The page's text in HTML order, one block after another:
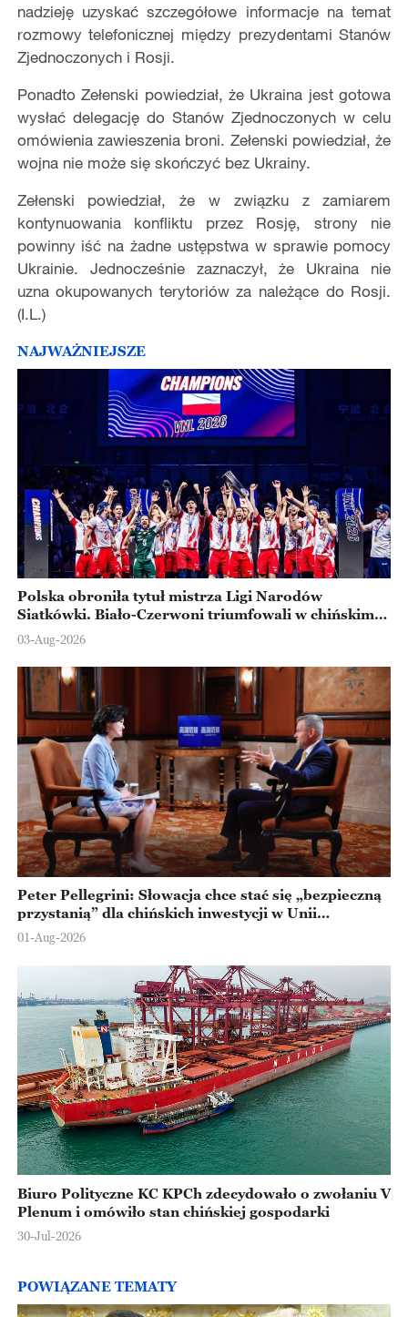
nadzieję uzyskać szczegółowe informacje na temat
rozmowy telefonicznej między prezydentami Stanów
Zjednoczonych i Rosji.
Ponadto Zełenski powiedział, że Ukraina jest gotowa
wysłać delegację do Stanów Zjednoczonych w celu
omówienia zawieszenia broni. Zełenski powiedział, że
wojna nie może się skończyć bez Ukrainy.
Zełenski powiedział, że w związku z zamiarem
kontynuowania konfliktu przez Rosję, strony nie
powinny iść na żadne ustępstwa w sprawie pomocy
Ukrainie. Jednocześnie zaznaczył, że Ukraina nie
uzna okupowanych terytoriów za należące do Rosji.
(I.L.)
NAJWAŻNIEJSZE
Polska obroniła tytuł mistrza Ligi Narodów
Siatkówki. Biało-Czerwoni triumfowali w chińskim
Ningbo
03-Aug-2026
Peter Pellegrini: Słowacja chce stać się „bezpieczną
przystanią” dla chińskich inwestycji w Unii
Europejskiej
01-Aug-2026
Biuro Polityczne KC KPCh zdecydowało o zwołaniu V
Plenum i omówiło stan chińskiej gospodarki
30-Jul-2026
POWIĄZANE TEMATY